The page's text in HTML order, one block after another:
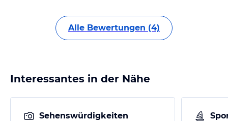
Alle Bewertungen (4)
Interessantes in der Nähe
Sehenswürdigkeiten